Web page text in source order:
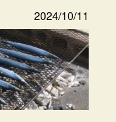
2024/10/11